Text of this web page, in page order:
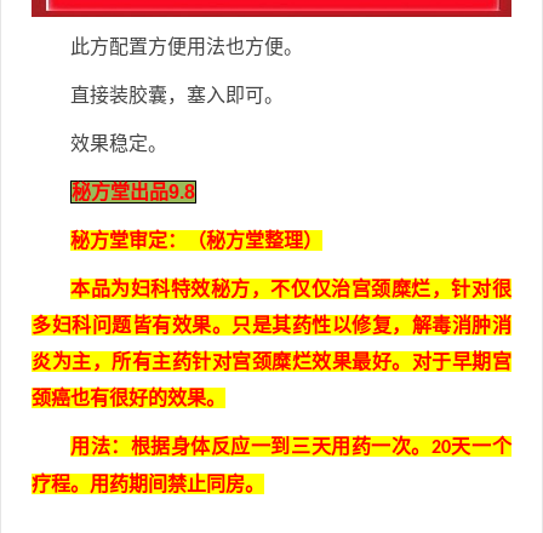
此方配置方便用法也方便。
直接装胶囊，塞入即可。
效果稳定。
秘方堂出品9.8
秘方堂审定：（秘方堂整理）
本品为妇科特效秘方，不仅仅治宫颈糜烂，针对很
多妇科问题皆有效果。只是其药性以修复，解毒消肿消
炎为主，所有主药针对宫颈糜烂效果最好。对于早期宫
颈癌也有很好的效果。
用法：根据身体反应一到三天用药一次。 20天一个
疗程。用药期间禁止同房。